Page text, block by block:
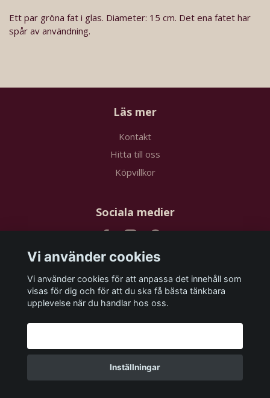
Ett par gröna fat i glas. Diameter: 15 cm. Det ena fatet har
spår av användning.
Läs mer
Kontakt
Hitta till oss
Köpvillkor
Sociala medier
Prenumerera på vårt nyhetsbrev
© 2026 papstudios.com
Vi använder cookies
Vi använder cookies för att anpassa det innehåll som
visas för dig och för att du ska få bästa tänkbara
upplevelse när du handlar hos oss.
Inställningar